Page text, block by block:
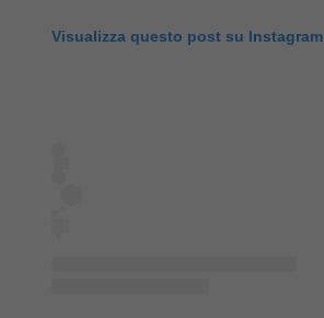
Visualizza questo post su Instagram